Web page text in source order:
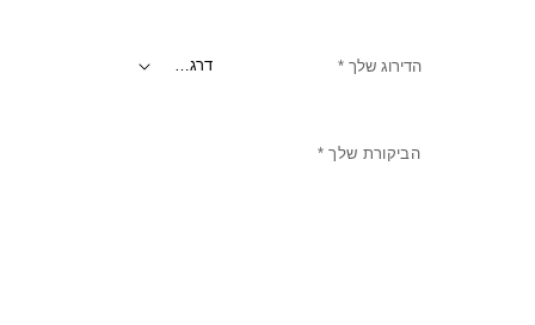
הדירוג שלך *